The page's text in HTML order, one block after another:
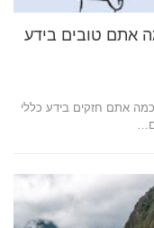
אתם טובים בידע
אתם חזקים בידע כללי